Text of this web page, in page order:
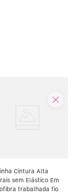
Cintura Alta
sem Elástico Em
trabalhada fio